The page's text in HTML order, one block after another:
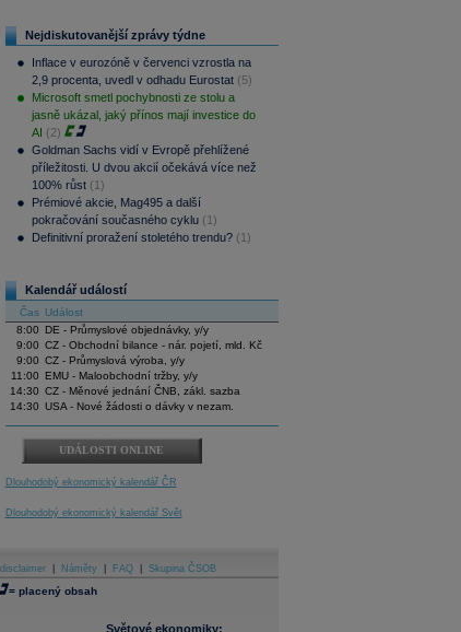
Nejdiskutovanější zprávy týdne
Inflace v eurozóně v červenci vzrostla na
2,9 procenta, uvedl v odhadu Eurostat (5)
Microsoft smetl pochybnosti ze stolu a
jasně ukázal, jaký přínos mají investice do
AI (2)
Goldman Sachs vidí v Evropě přehlížené
příležitosti. U dvou akcií očekává více než
100% růst (1)
Prémiové akcie, Mag495 a další
pokračování současného cyklu (1)
Definitivní proražení stoletého trendu? (1)
Kalendář událostí
Čas Událost
8:00
DE - Průmyslové objednávky, y/y
9:00 CZ - Obchodní bilance - nár. pojetí, mld. Kč
9:00 CZ - Průmyslová výroba, y/y
11:00
EMU - Maloobchodní tržby, y/y
14:30 CZ - Měnové jednání ČNB, zákl. sazba
14:30 USA - Nové žádosti o dávky v nezam.
UDÁLOSTI ONLINE
Dlouhodobý ekonomický kalendář ČR
Dlouhodobý ekonomický kalendář Svět
Náměty FAQ Skupina ČSOB
= placený obsah
Světové ekonomiky: